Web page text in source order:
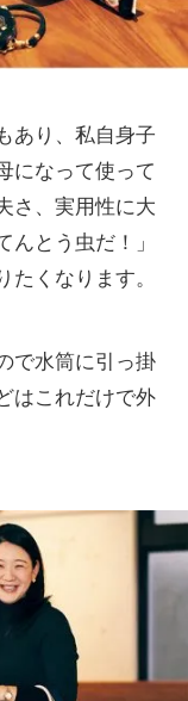
あり、私自身子
になって使って
さ、実用性に大
とう虫だ！」
くなります。
で水筒に引っ掛
はこれだけで外